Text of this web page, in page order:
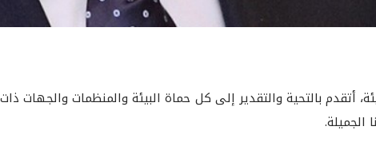
أتقدم بالتحية والتقدير إلى كل حماة البيئة والمنظمات
الجميلة.